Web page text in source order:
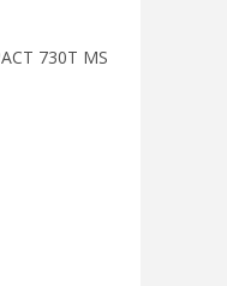
730T MS